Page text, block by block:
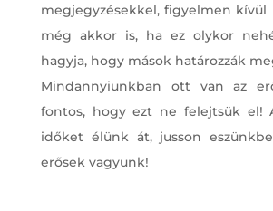
megjegyzésekkel, figyelmen kívül
még akkor is, ha ez olykor
hagyja, hogy mások határozzák
Mindannyiunkban ott van az
fontos, hogy ezt ne felejtsük el!
időket élünk át, jusson
erősek vagyunk!